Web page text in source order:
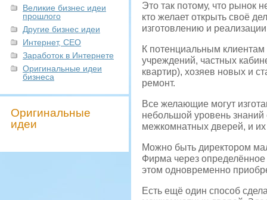
Великие бизнес идеи
прошлого
Другие бизнес идеи
Интернет, СЕО
Заработок в Интернете
Оригинальные идеи
бизнеса
Оригинальные
идеи
Это так потому, что рынок
кто желает открыть своё
изготовлению и
К потенциальным
учреждений, частных
квартир), хозяев новых и
ремонт.
Все желающие могут
небольшой уровень
межкомнатных дверей, и
Можно быть директором
Фирма через
этом одновременно
Есть ещё один способ